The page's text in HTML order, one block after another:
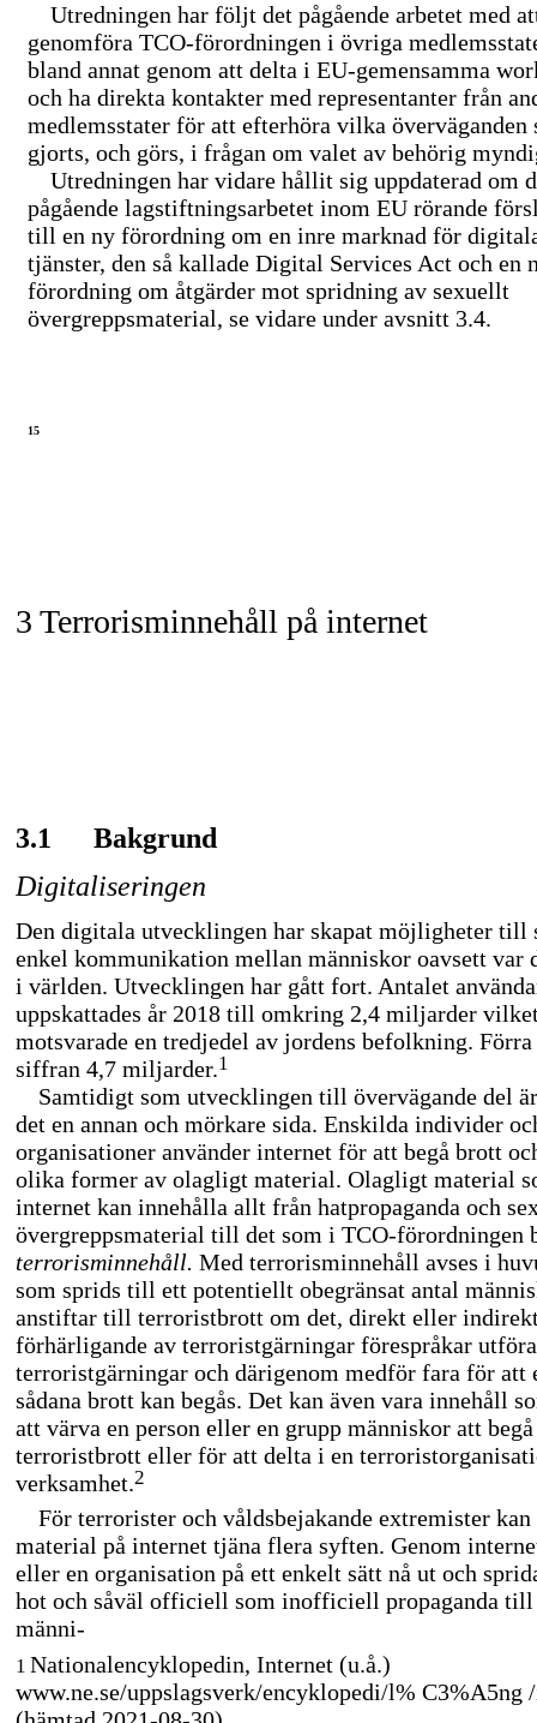
Utredningen har följt det pågående arbetet med
genomföra TCO-förordningen i övriga
bland annat genom att delta i EU-gemensamma
och ha direkta kontakter med representanter från
medlemsstater för att efterhöra vilka överväganden
gjorts, och görs, i frågan om valet av behörig
Utredningen har vidare hållit sig uppdaterad om
pågående lagstiftningsarbetet inom EU rörande
till en ny förordning om en inre marknad för
tjänster, den så kallade Digital Services Act och en
förordning om åtgärder mot spridning av sexuellt
övergreppsmaterial, se vidare under avsnitt 3.4.
15
3 Terrorisminnehåll på internet
3.1
Bakgrund
Digitaliseringen
Den digitala utvecklingen har skapat möjligheter till
enkel kommunikation mellan människor oavsett var
i världen. Utvecklingen har gått fort. Antalet
uppskattades år 2018 till omkring 2,4 miljarder
motsvarade en tredjedel av jordens befolkning.
siffran 4,7 miljarder.1
Samtidigt som utvecklingen till övervägande del
det en annan och mörkare sida. Enskilda individer
organisationer använder internet för att begå brott
olika former av olagligt material. Olagligt material
internet kan innehålla allt från hatpropaganda och
övergreppsmaterial till det som i TCO-förordningen
terrorisminnehåll. Med terrorisminnehåll avses i
som sprids till ett potentiellt obegränsat antal
anstiftar till terroristbrott om det, direkt eller
förhärligande av terroristgärningar förespråkar
terroristgärningar och därigenom medför fara för att
sådana brott kan begås. Det kan även vara innehåll
att värva en person eller en grupp människor att
terroristbrott eller för att delta i en
verksamhet.2
För terrorister och våldsbejakande extremister
material på internet tjäna flera syften. Genom
eller en organisation på ett enkelt sätt nå ut och
hot och såväl officiell som inofficiell propaganda
männi-
1 Nationalencyklopedin, Internet (u.å.)
www.ne.se/uppslagsverk/encyklopedi/l% C3%A5ng